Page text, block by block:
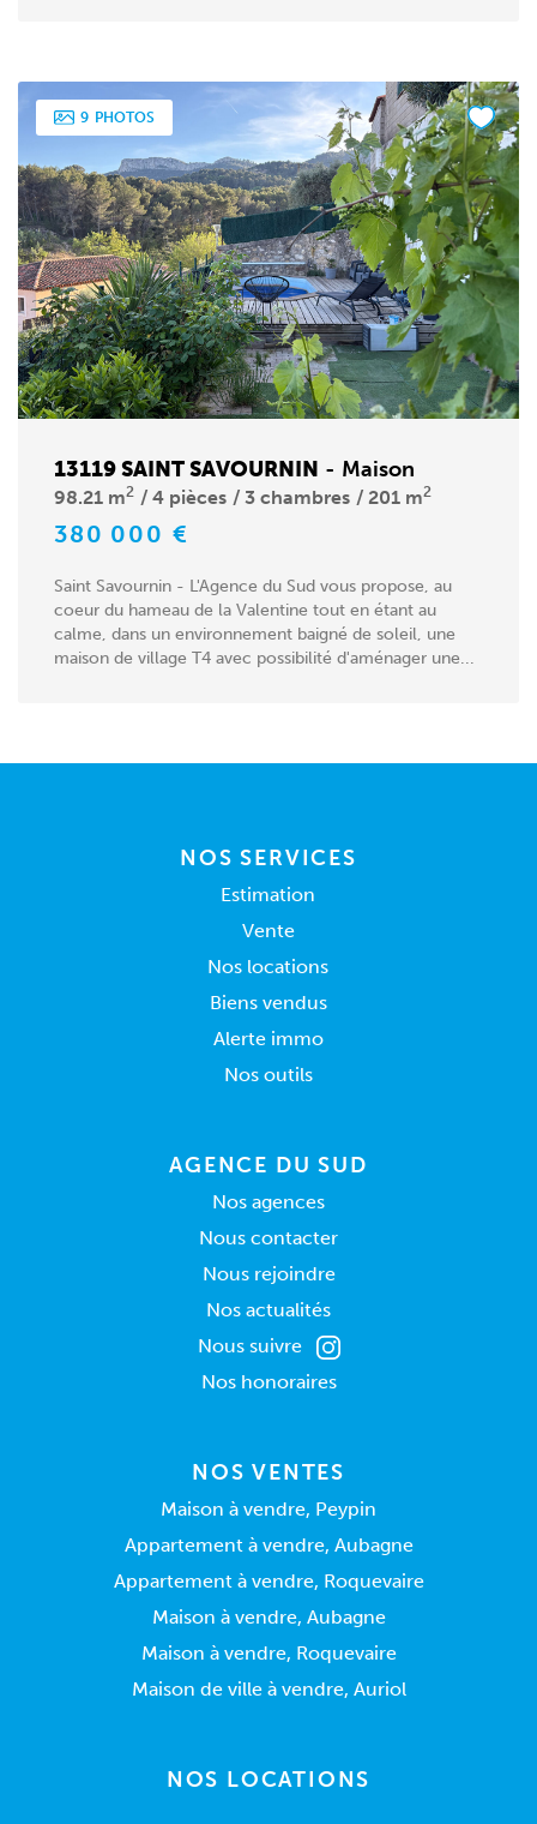
9 PHOTOS
13119 SAINT SAVOURNIN - Maison
98.21 m2 4 pièces 3 chambres 201 m2
380 000 €
Saint Savournin - L'Agence du Sud vous propose, au
coeur du hameau de la Valentine tout en étant au
calme, dans un environnement baigné de soleil, une
maison de village T4 avec possibilité d'aménager une...
NOS SERVICES
Estimation
Vente
Nos locations
Biens vendus
Alerte immo
Nos outils
AGENCE DU SUD
Nos agences
Nous contacter
Nous rejoindre
Nos actualités
Nous suivre
Nos honoraires
NOS VENTES
Maison à vendre, Peypin
Appartement à vendre, Aubagne
Appartement à vendre, Roquevaire
Maison à vendre, Aubagne
Maison à vendre, Roquevaire
Maison de ville à vendre, Auriol
NOS LOCATIONS